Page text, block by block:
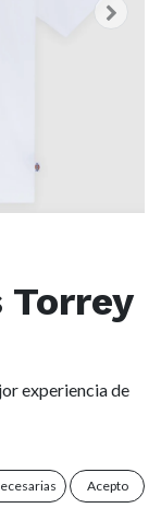
la sencillez con
es perfecta
experiencia de
Acepto